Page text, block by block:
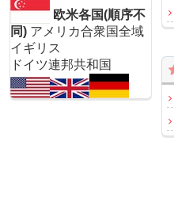
欧米各国(順序不
同) アメリカ合衆国全域
イギリス
ドイツ連邦共和国